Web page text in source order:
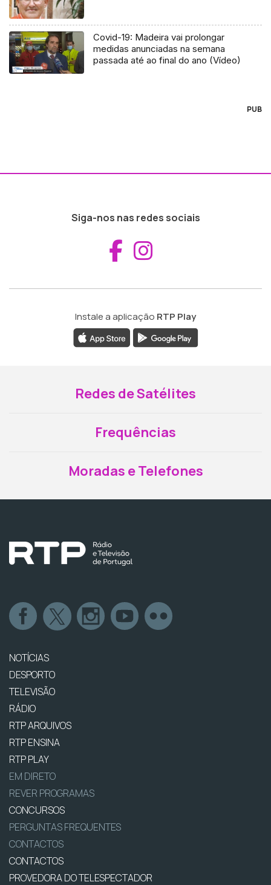
Covid-19: Madeira vai prolongar
medidas anunciadas na semana
passada até ao final do ano (Vídeo)
PUB
Siga-nos nas redes sociais
Aceder ao
Instale a aplicação RTP Play
Redes de Satélites
Frequências
Moradas e Telefones
NOTÍCIAS
DESPORTO
TELEVISÃO
RÁDIO
RTP ARQUIVOS
RTP ENSINA
RTP PLAY
EM DIRETO
REVER PROGRAMAS
CONCURSOS
PERGUNTAS FREQUENTES
CONTACTOS
CONTACTOS
PROVEDORA DO TELESPECTADOR